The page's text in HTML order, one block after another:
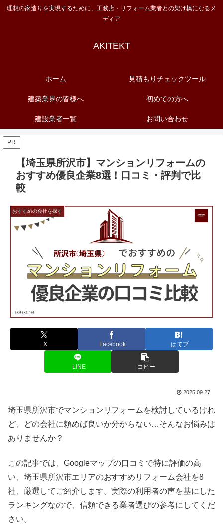
理想の家造りを実現するために、工務店・リフォーム業者との架け橋になるメ
ディア
AKITEKT
ホーム 見積もりチェックツール
建築業界の皆様へ 初めての方へ
建設業者一覧 お問い合わせ
PR
【埼玉県所沢市】マンションリフォームの
おすすめ優良企業8選！口コミ・評判で比
較
おすすめの会社を探す
X Facebook はてブ
LINE コピー
2025.09.27
埼玉県所沢市でマンションリフォームを検討しているけれ
ど、どの会社に頼めば良いか分からない…そんなお悩みは
ありませんか？
この記事では、Googleマップの口コミで特に評価の高
い、埼玉県所沢市エリアのおすすめリフォーム会社を8
社、厳選してご紹介します。実際の利用者の声を基にした
ランキングなので、信頼できる業者選びの参考にしてくだ
さい。